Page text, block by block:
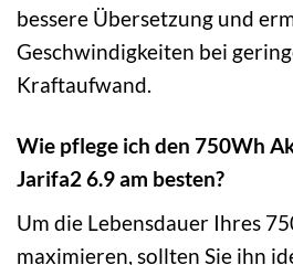
bessere Übersetzung und
Geschwindigkeiten bei
Kraftaufwand.
Wie pflege ich den 750Wh
Jarifa2 6.9 am besten?
Um die Lebensdauer Ihres
maximieren, sollten Sie ihn